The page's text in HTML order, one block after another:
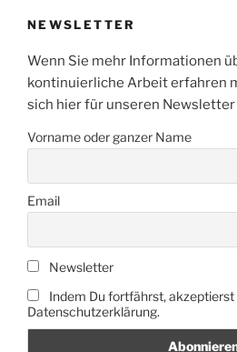
NEWSLETTER
Wenn Sie mehr Informationen
kontinuierliche Arbeit erfahren
sich hier für unseren Newsletter
Vorname oder ganzer Name
Email
Newsletter
Indem Du fortfährst, akzeptierst
Datenschutzerklärung.